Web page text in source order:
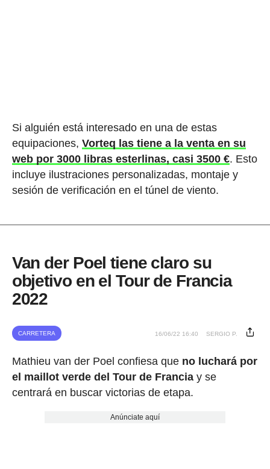
Si alguién está interesado en una de estas
equipaciones, Vorteq las tiene a la venta en su
web por 3000 libras esterlinas, casi 3500 €. Esto
incluye ilustraciones personalizadas, montaje y
sesión de verificación en el túnel de viento.
Van der Poel tiene claro su
objetivo en el Tour de Francia
2022
CARRETERA 16/06/22 16:40 SERGIO P.
Mathieu van der Poel confiesa que no luchará por
el maillot verde del Tour de Franciay se
centrará en buscar victorias de etapa.
Anúnciate aquí